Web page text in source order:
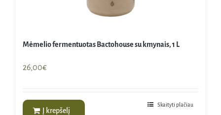
Mėmelio fermentuotas Bactohouse su kmynais, 1 L
26,00€
Į krepšelį
Skaityti plačiau